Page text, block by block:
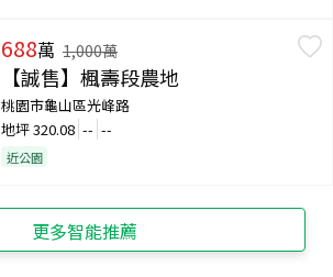
688萬 1,000萬
【誠售】楓壽段農地
桃園市龜山區光峰路
地坪320.08 -- --
近公園
更多智能推薦